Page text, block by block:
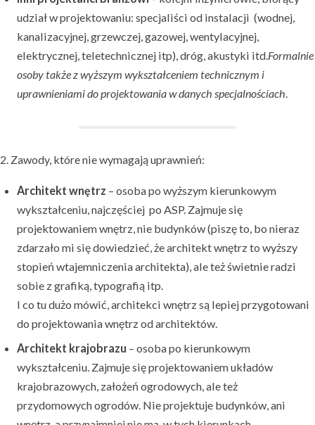
udział w projektowaniu: specjaliści od instalacji (wodnej,
kanalizacyjnej, grzewczej, gazowej, wentylacyjnej,
elektrycznej, teletechnicznej itp), dróg, akustyki itd.Formalnie
osoby także z wyższym wykształceniem technicznym i
uprawnieniami do projektowania w danych specjalnościach.
2. Zawody, które nie wymagają uprawnień:
Architekt wnętrz – osoba po wyższym kierunkowym
wykształceniu, najczęściej po ASP. Zajmuje się
projektowaniem wnętrz, nie budynków (piszę to, bo nieraz
zdarzało mi się dowiedzieć, że architekt wnętrz to wyższy
stopień wtajemniczenia architekta), ale też świetnie radzi
sobie z grafiką, typografią itp.
I co tu dużo mówić, architekci wnętrz są lepiej przygotowani
do projektowania wnętrz od architektów.
Architekt krajobrazu – osoba po kierunkowym
wykształceniu. Zajmuje się projektowaniem układów
krajobrazowych, założeń ogrodowych, ale też
przydomowych ogrodów. Nie projektuje budynków, ani